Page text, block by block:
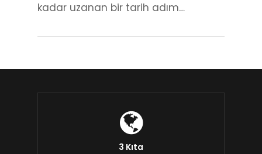
kadar uzanan bir tarih adım…
3 Kıta